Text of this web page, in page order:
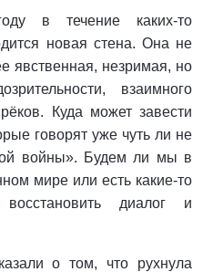
в течение каких-то
новая стена. Она не
явственная, незримая, но
взаимного
Куда может завести
говорят уже чуть ли не
войны». Будем ли мы в
мире или есть какие-то
восстановить диалог и
о том, что рухнула